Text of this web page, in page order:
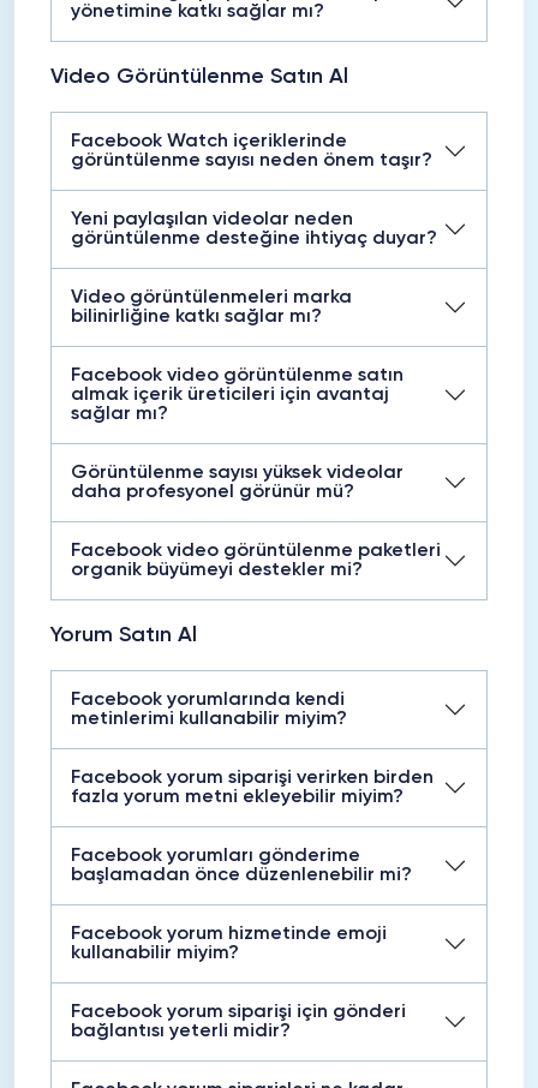
yönetimine katkı sağlar mı?
Video Görüntülenme Satın Al
Facebook Watch içeriklerinde
görüntülenme sayısı neden önem taşır?
Yeni paylaşılan videolar neden
görüntülenme desteğine ihtiyaç duyar?
Video görüntülenmeleri marka
bilinirliğine katkı sağlar mı?
Facebook video görüntülenme satın
almak içerik üreticileri için avantaj
sağlar mı?
Görüntülenme sayısı yüksek videolar
daha profesyonel görünür mü?
Facebook video görüntülenme paketleri
organik büyümeyi destekler mi?
Yorum Satın Al
Facebook yorumlarında kendi
metinlerimi kullanabilir miyim?
Facebook yorum siparişi verirken birden
fazla yorum metni ekleyebilir miyim?
Facebook yorumları gönderime
başlamadan önce düzenlenebilir mi?
Facebook yorum hizmetinde emoji
kullanabilir miyim?
Facebook yorum siparişi için gönderi
bağlantısı yeterli midir?